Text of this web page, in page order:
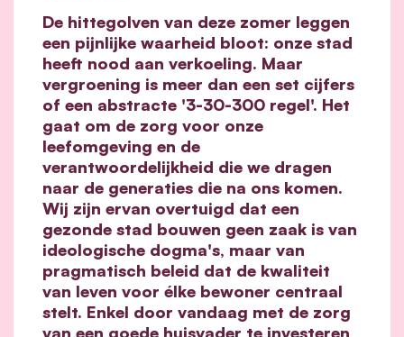
De hittegolven van deze zomer leggen
een pijnlijke waarheid bloot: onze stad
heeft nood aan verkoeling. Maar
vergroening is meer dan een set cijfers
of een abstracte '3-30-300 regel'. Het
gaat om de zorg voor onze
leefomgeving en de
verantwoordelijkheid die we dragen
naar de generaties die na ons komen.
Wij zijn ervan overtuigd dat een
gezonde stad bouwen geen zaak is van
ideologische dogma's, maar van
pragmatisch beleid dat de kwaliteit
van leven voor élke bewoner centraal
stelt. Enkel door vandaag met de zorg
van een goede huisvader te investeren